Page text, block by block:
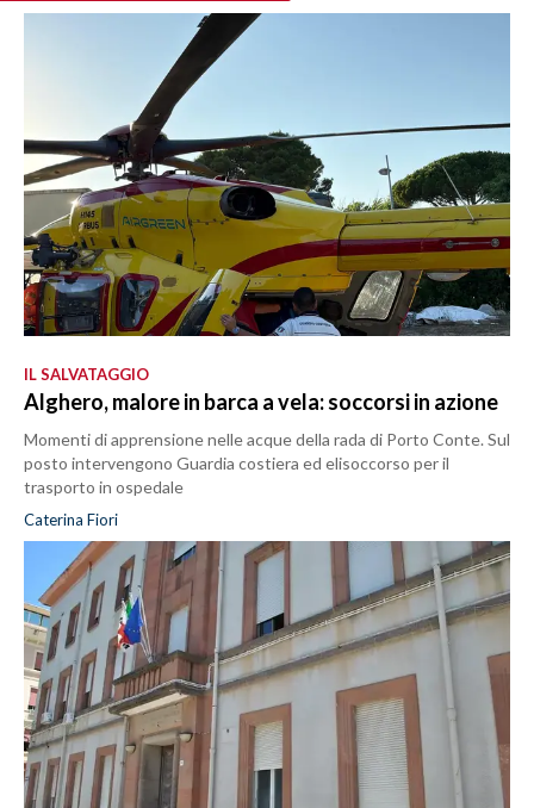
IL SALVATAGGIO
Alghero, malore in barca a vela: soccorsi in azione
Momenti di apprensione nelle acque della rada di Porto Conte. Sul
posto intervengono Guardia costiera ed elisoccorso per il
trasporto in ospedale
Caterina Fiori